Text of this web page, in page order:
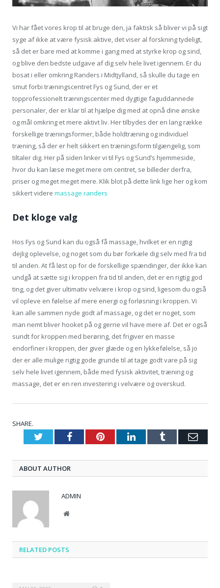
Vi har fået vores krop til at bruge den, ja faktisk så bliver vi på sigt
syge af ikke at være fysisk aktive, det viser al forskning tydeligt,
så det er bare med at komme i gang med at styrke krop og sind,
og blive den bedste udgave af dig selv hele livet igennem. Er du
bosat i eller omkring Randers i Midtjylland, så skulle du tage en
smut forbi træningscentret Fys og Sund, der er et
topprofessionelt træningscenter med dygtige faguddannede
personaler, der er klar til at hjælpe dig med at opnå dine ønske
og mål omkring et mere aktivt liv. Her tilbydes der en lang række
forskellige træningsformer, både holdtræning og individuel
træning, så der er helt sikkert en træningsform tilgængelig, som
tiltaler dig. Her på siden linker vi til Fys og Sund’s hjemmeside,
hvor du kan læse meget mere om centret, se billeder derfra,
priser og meget meget mere. Klik blot på dette link lige her og kom
sikkert videre massage randers
Det kloge valg
Hos Fys og Sund kan du også få massage, hvilket er en rigtig
dejlig oplevelse, og noget som du bør forkæle dig selv med fra tid
til anden. At få løst op for de forskellige spændinger, der ikke kan
undgå at sætte sig i kroppen fra tid til anden, det er en rigtig god
ting, og det giver ultimativ velvære i krop og sind, ligesom du også
vil opleve en følelse af mere energi og forløsning i kroppen. Vi
kan alle sammen nyde godt af massage, og det er noget, som
man nemt bliver hooket på og gerne vil have mere af. Det er også
sundt for kroppen med berøring, det frigiver en masse
endorfiner i kroppen, der giver glæde og en lykkefølelse, så jo
der er alle mulige rigtig gode grunde til at tage godt vare på sig
selv hele livet igennem, både med fysisk aktivitet, træning og
massage, det er en ren investering i velvære og overskud.
SHARE.
TwitterFacebookPinterestLinkedInTumblr
ABOUT AUTHOR
ADMIN
Website
RELATED POSTS